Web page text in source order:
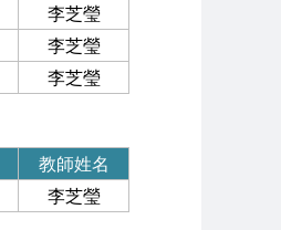
李芝瑩
李芝瑩
李芝瑩
教師姓名
李芝瑩